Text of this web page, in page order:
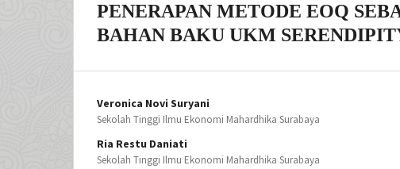
PENERAPAN METODE EOQ
BAHAN BAKU UKM
Veronica Novi Suryani
Sekolah Tinggi Ilmu Ekonomi Mahardhika Surabaya
Ria Restu Daniati
Sekolah Tinggi Ilmu Ekonomi Mahardhika Surabaya